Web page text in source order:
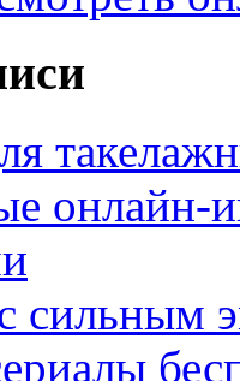
сильным